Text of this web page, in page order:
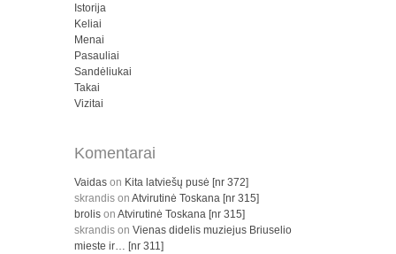
Istorija
Keliai
Menai
Pasauliai
Sandėliukai
Takai
Vizitai
Komentarai
Vaidas on Kita latviešų pusė [nr 372]
skrandis on Atvirutinė Toskana [nr 315]
brolis on Atvirutinė Toskana [nr 315]
skrandis on Vienas didelis muziejus Briuselio
mieste ir… [nr 311]